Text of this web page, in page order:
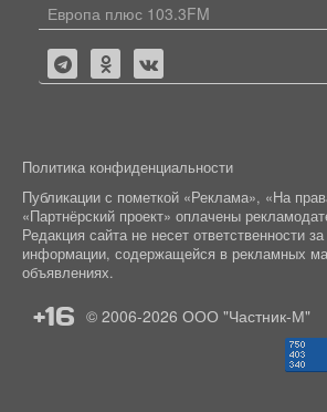
Европа плюс 103.3FM
Политика конфиденциальности
Публикации с пометкой «Реклама», «На
«Партнёрский проект» оплачены
Редакция сайта не несет ответственности
информации, содержащейся в рекламных
объявлениях.
+16 © 2006-2026 ООО "Частник-М"